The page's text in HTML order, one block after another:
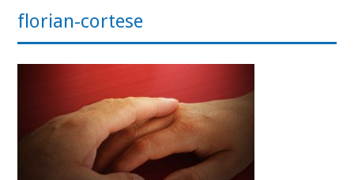
florian-cortese